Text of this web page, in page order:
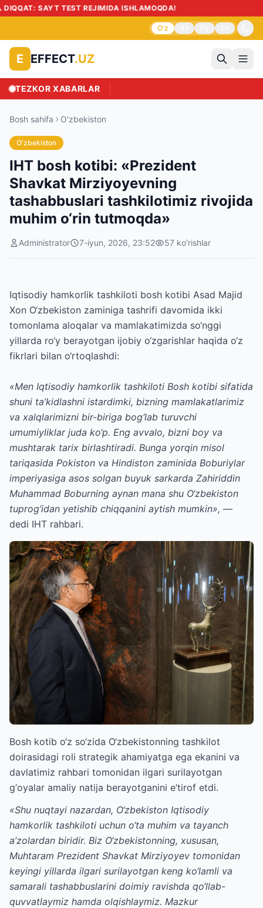
O'z
E EFFECT.UZ
TEZKOR XABARLAR
Bosh sahifa O'zbekiston
O'zbekiston
IHT bosh kotibi: «Prezident
Shavkat Mirziyoyevning
tashabbuslari tashkilotimiz rivojida
muhim o‘rin tutmoqda»
Administrator 7-iyun, 2026, 23:52 57 ko'rishlar
Iqtisodiy hamkorlik tashkiloti bosh kotibi Asad Majid
Xon O‘zbekiston zaminiga tashrifi davomida ikki
tomonlama aloqalar va mamlakatimizda so‘nggi
yillarda ro‘y berayotgan ijobiy o‘zgarishlar haqida o‘z
fikrlari bilan o‘rtoqlashdi:
«Men Iqtisodiy hamkorlik tashkiloti Bosh kotibi sifatida
shuni ta’kidlashni istardimki, bizning mamlakatlarimiz
va xalqlarimizni bir-biriga bog‘lab turuvchi
umumiyliklar juda ko‘p. Eng avvalo, bizni boy va
mushtarak tarix birlashtiradi. Bunga yorqin misol
tariqasida Pokiston va Hindiston zaminida Boburiylar
imperiyasiga asos solgan buyuk sarkarda Zahiriddin
Muhammad Boburning aynan mana shu O‘zbekiston
tuprog‘idan yetishib chiqqanini aytish mumkin», —
dedi IHT rahbari.
Bosh kotib o‘z so‘zida O‘zbekistonning tashkilot
doirasidagi roli strategik ahamiyatga ega ekanini va
davlatimiz rahbari tomonidan ilgari surilayotgan
g‘oyalar amaliy natija berayotganini e’tirof etdi.
«Shu nuqtayi nazardan, O‘zbekiston Iqtisodiy
hamkorlik tashkiloti uchun o‘ta muhim va tayanch
a’zolardan biridir. Biz O‘zbekistonning, xususan,
Muhtaram Prezident Shavkat Mirziyoyev tomonidan
keyingi yillarda ilgari surilayotgan keng ko‘lamli va
samarali tashabbuslarini doimiy ravishda qo‘llab-
quvvatlaymiz hamda olqishlaymiz. Mazkur